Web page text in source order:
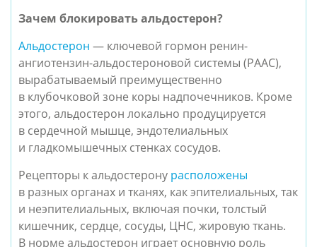
Зачем блокировать альдостерон?
Альдостерон — ключевой гормон ренин-
ангиотензин-альдостероновой системы (РААС),
вырабатываемый преимущественно
в клубочковой зоне коры надпочечников. Кроме
этого, альдостерон локально продуцируется
в сердечной мышце, эндотелиальных
и гладкомышечных стенках сосудов.
Рецепторы к альдостерону расположены
в разных органах и тканях, как эпителиальных, так
и неэпителиальных, включая почки, толстый
кишечник, сердце, сосуды, ЦНС, жировую ткань.
В норме альдостерон играет основную роль